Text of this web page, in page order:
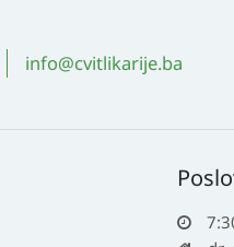
info@cvitlikarije.ba